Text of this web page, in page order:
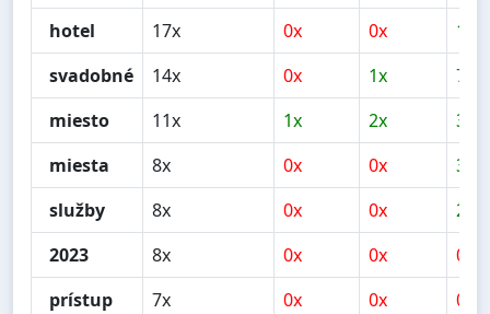
hotel
17x 0x 0x
14x
svadobné
14x 0x 1x
7x
miesto
11x 1x 2x
3x
miesta
8x 0x 0x
3x
služby
8x 0x 0x
2x
2023
8x 0x 0x
0x
prístup
7x 0x 0x
0x